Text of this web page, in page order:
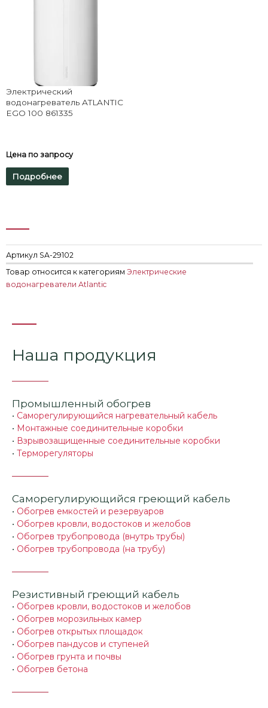
Электрический
водонагреватель ATLANTIC
EGO 100 861335
Цена по запросу
Подробнее
Артикул SA-29102
Товар относится к категориям Электрические
водонагреватели Atlantic
Наша продукция
Промышленный обогрев
• Саморегулирующийся нагревательный кабель
• Монтажные соединительные коробки
• Взрывозащищенные соединительные коробки
• Терморегуляторы
Саморегулирующийся греющий кабель
• Обогрев емкостей и резервуаров
• Обогрев кровли, водостоков и желобов
• Обогрев трубопровода (внутрь трубы)
• Обогрев трубопровода (на трубу)
Резистивный греющий кабель
• Обогрев кровли, водостоков и желобов
• Обогрев морозильных камер
• Обогрев открытых площадок
• Обогрев пандусов и ступеней
• Обогрев грунта и почвы
• Обогрев бетона